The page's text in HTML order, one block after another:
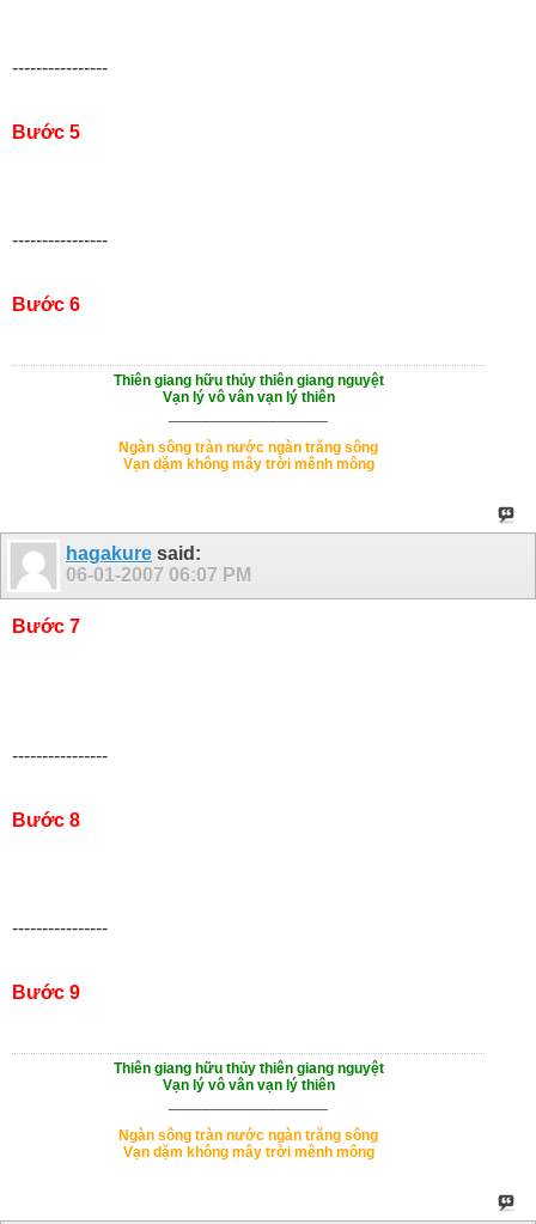
----------------
Bước 5
----------------
Bước 6
Thiên giang hữu thủy thiên giang nguyệt
Vạn lý vô vân vạn lý thiên
Ngàn sông tràn nước ngàn trăng sông
Vạn dặm không mây trời mênh mông
hagakure said:
06-01-2007 06:07 PM
Bước 7
----------------
Bước 8
----------------
Bước 9
Thiên giang hữu thủy thiên giang nguyệt
Vạn lý vô vân vạn lý thiên
Ngàn sông tràn nước ngàn trăng sông
Vạn dặm không mây trời mênh mông